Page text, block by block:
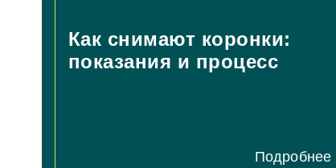
Как снимают коронки:
показания и процесс
Подробнее